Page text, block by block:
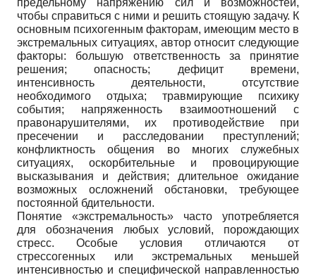
предельному напряжению сил и возможностей,
чтобы справиться с ними и решить стоящую задачу. К
основным психогенным факторам, имеющим место в
экстремальных ситуациях, автор относит следующие
факторы: большую ответственность за принятие
решения; опасность; дефицит времени,
интенсивность деятельности, отсутствие
необходимого отдыха; травмирующие психику
события; напряженность взаимоотношений с
правонарушителями, их противодействие при
пресечении и расследовании преступлений;
конфликтность общения во многих служебных
ситуациях, оскорбительные и провоцирующие
высказывания и действия; длительное ожидание
возможных осложнений обстановки, требующее
постоянной бдительности.
Понятие «экстремальность» часто употребляется
для обозначения любых условий, порождающих
стресс. Особые условия отличаются от
стрессогенных или экстремальных меньшей
интенсивностью и специфической направленностью